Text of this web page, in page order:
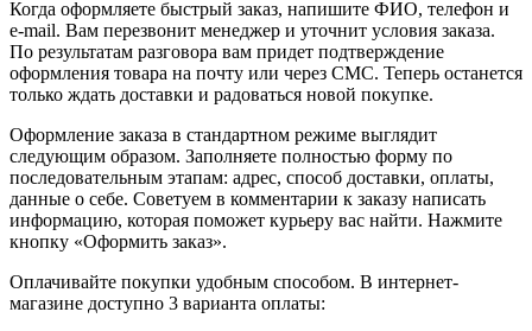
Когда оформляете быстрый заказ, напишите ФИО, телефон и
e-mail. Вам перезвонит менеджер и уточнит условия заказа.
По результатам разговора вам придет подтверждение
оформления товара на почту или через СМС. Теперь останется
только ждать доставки и радоваться новой покупке.
Оформление заказа в стандартном режиме выглядит
следующим образом. Заполняете полностью форму по
последовательным этапам: адрес, способ доставки, оплаты,
данные о себе. Советуем в комментарии к заказу написать
информацию, которая поможет курьеру вас найти. Нажмите
кнопку «Оформить заказ».
Оплачивайте покупки удобным способом. В интернет-
магазине доступно 3 варианта оплаты: